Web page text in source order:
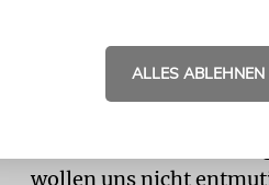
Und nun: Chanukka –
wollen uns nicht
ALLES ABLEHNEN